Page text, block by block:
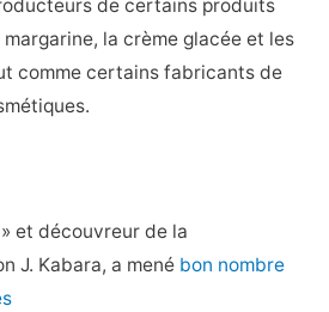
de certains produits
la crème glacée et les
comme certains fabricants de
et découvreur de la
J. Kabara, a mené bon nombre